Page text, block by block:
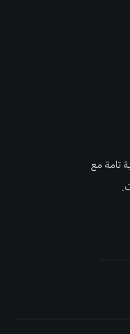
تامة مع